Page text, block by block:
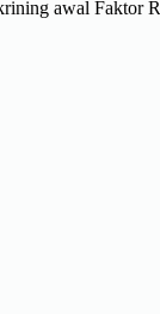
awal Faktor